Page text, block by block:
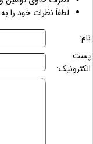
لطفاً نظرات خود را
نام:
پست
الکترونیک: